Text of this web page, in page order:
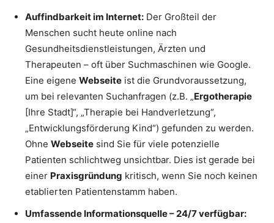
Auffindbarkeit im Internet: Der Großteil der
Menschen sucht heute online nach
Gesundheitsdienstleistungen, Ärzten und
Therapeuten – oft über Suchmaschinen wie Google.
Eine eigene Webseite ist die Grundvoraussetzung,
um bei relevanten Suchanfragen (z.B. „Ergotherapie
[Ihre Stadt]“, „Therapie bei Handverletzung“,
„Entwicklungsförderung Kind“) gefunden zu werden.
Ohne Webseite sind Sie für viele potenzielle
Patienten schlichtweg unsichtbar. Dies ist gerade bei
einer Praxisgründung kritisch, wenn Sie noch keinen
etablierten Patientenstamm haben.
Umfassende Informationsquelle – 24/7 verfügbar: